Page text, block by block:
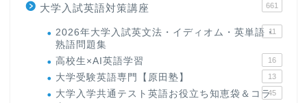
大学入試英語対策講座 661
2026年大学入試英文法・イディオム・英単語・
熟語問題集
11
高校生×AI英語学習 16
大学受験英語専門【原田塾】 13
大学入学共通テスト英語お役立ち知恵袋＆コラ45